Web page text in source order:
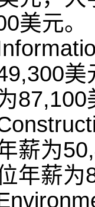
美元。
87,100
薪为
年薪为